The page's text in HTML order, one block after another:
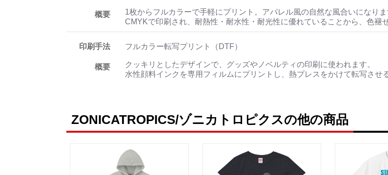
概要
1枚からフルカラーで手軽にプリント。アパレル風の自然な風合いになりま
CMYKで印刷され、耐熱性・耐水性・耐光性に優れていることから、色褪
印刷手法 フルカラー転写プリント（DTF）
概要
クッキリとしたデザインで、グッズやノベルティの印刷に使われます。
水性顔料インクを専用フィルムにプリントし、熱プレスをかけて転写させ
ZONICATROPICS/ゾニカトロピクスの他の商品